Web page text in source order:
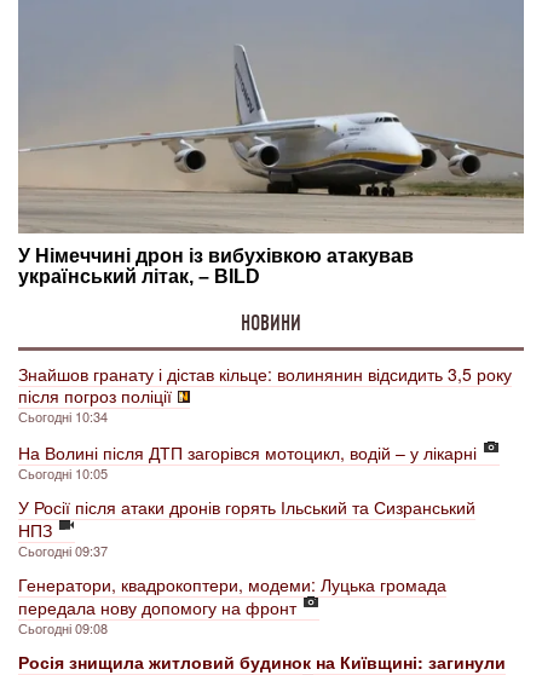
НОВИНИ
Знайшов гранату і дістав кільце: волинянин відсидить 3,5 року
після погроз поліції
Сьогодні 10:34
На Волині після ДТП загорівся мотоцикл, водій – у лікарні
Сьогодні 10:05
У Росії після атаки дронів горять Ільський та Сизранський
НПЗ
Сьогодні 09:37
Генератори, квадрокоптери, модеми: Луцька громада
передала нову допомогу на фронт
Сьогодні 09:08
Росія знищила житловий будинок на Київщині: загинули